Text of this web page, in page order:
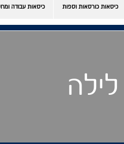
כיסאות כורסאות וספות כיסאות עבודה